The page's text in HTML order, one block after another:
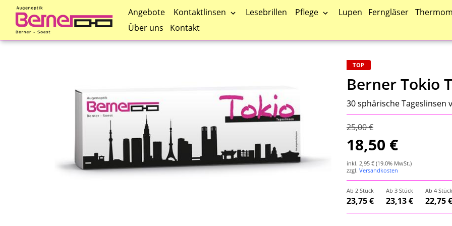
Direkt
Angebote Kontaktlinsen Lesebrillen Pflege Lupen Ferngläser
Über uns
Kontakt
TOP
Berner Tokio
30 sphärische Tageslinsen
25,00 €
18,50 €
inkl. 2,95 € (19.0% MwSt.)
zzgl. Versandkosten
Ab 2 Stück
23,75 €
Ab 3 Stück
23,13 €
Ab 4 Stück
22,75 €